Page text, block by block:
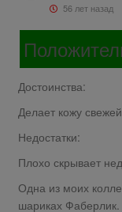
56 лет назад
Достоинства:
Делает кожу
Недостатки:
Плохо скрывает
Одна из моих
шариках